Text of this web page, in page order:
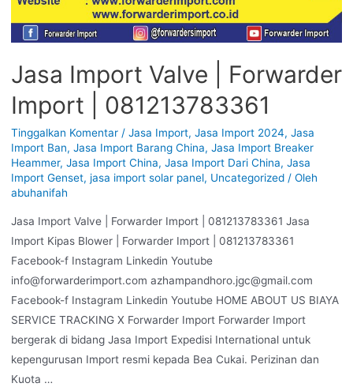
Jasa Import Valve | Forwarder
Import | 081213783361
Tinggalkan Komentar / Jasa Import, Jasa Import 2024, Jasa
Import Ban, Jasa Import Barang China, Jasa Import Breaker
Heammer, Jasa Import China, Jasa Import Dari China, Jasa
Import Genset, jasa import solar panel, Uncategorized/ Oleh
abuhanifah
Jasa Import Valve | Forwarder Import | 081213783361 Jasa
Import Kipas Blower | Forwarder Import | 081213783361
Facebook-f Instagram Linkedin Youtube
info@forwarderimport.com azhampandhoro.jgc@gmail.com
Facebook-f Instagram Linkedin Youtube HOME ABOUT US BIAYA
SERVICE TRACKING X Forwarder Import Forwarder Import
bergerak di bidang Jasa Import Expedisi International untuk
kepengurusan Import resmi kepada Bea Cukai. Perizinan dan
Kuota …